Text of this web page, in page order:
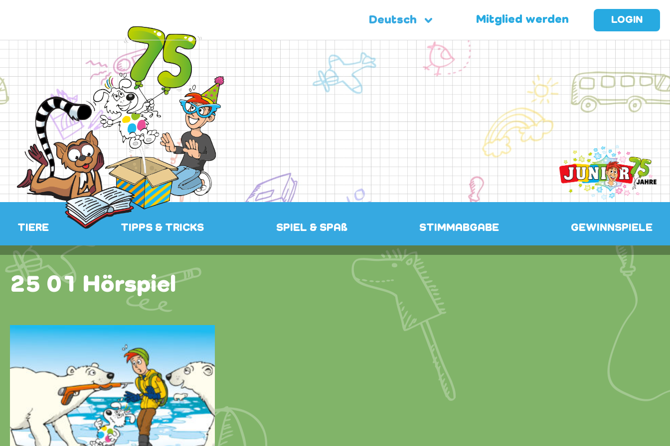
Deutsch Mitglied werden LOGIN
TIERE TIPPS & TRICKS SPIEL & SPAß STIMMABGABE GEWINNSPIELE
25 01 Hörspiel